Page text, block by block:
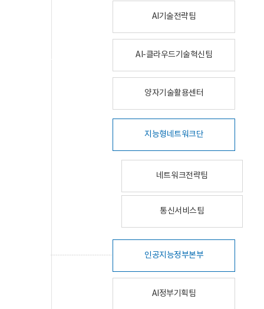
AI기술전략팀
AI-클라우드기술혁신팀
양자기술활용센터
지능형네트워크단
네트워크전략팀
통신서비스팀
인공지능정부본부
AI정부기획팀